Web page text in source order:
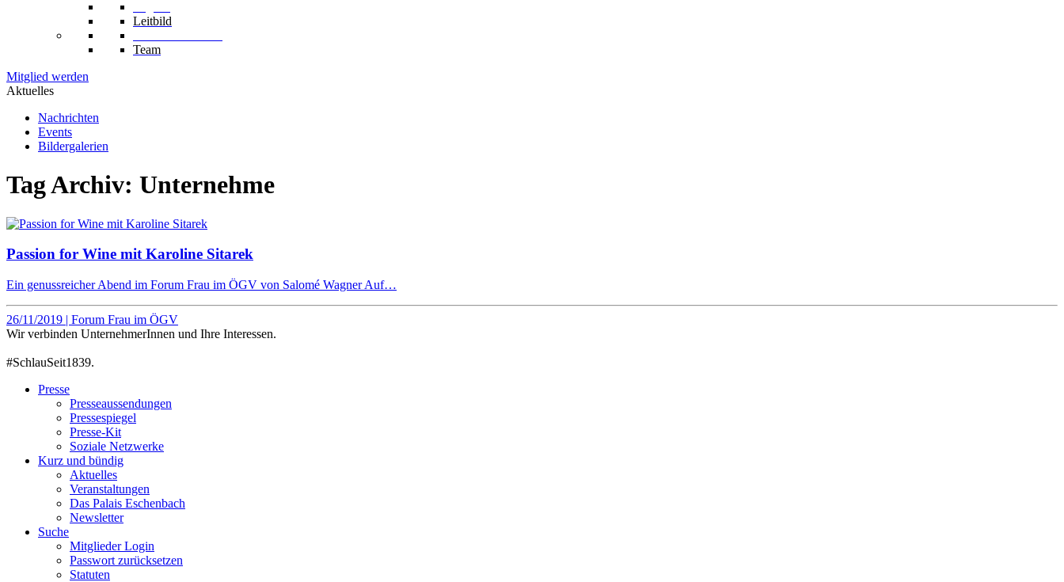
Leitbild
Team
Mitglied werden
Aktuelles
Nachrichten
Events
Bildergalerien
Tag Archiv: Unternehme
Passion for Wine mit Karoline Sitarek
Ein genussreicher Abend im Forum Frau im ÖGV von Salomé Wagner Auf…
26/11/2019 | Forum Frau im ÖGV
Wir verbinden UnternehmerInnen und Ihre Interessen.
#SchlauSeit1839.
Presse
Presseaussendungen
Pressespiegel
Presse-Kit
Soziale Netzwerke
Kurz und bündig
Aktuelles
Veranstaltungen
Das Palais Eschenbach
Newsletter
Suche
Mitglieder Login
Passwort zurücksetzen
Statuten